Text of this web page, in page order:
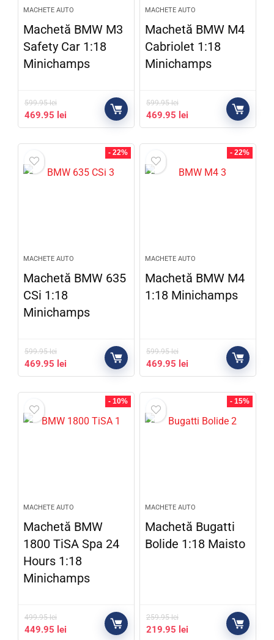
MACHETE AUTO
Machetă BMW M3
Safety Car 1:18
Minichamps
599.95lei
469.95 lei
MACHETE AUTO
Machetă BMW M4
Cabriolet 1:18
Minichamps
599.95lei
469.95 lei
- 22%
MACHETE AUTO
Machetă BMW 635
CSi 1:18
Minichamps
599.95lei
469.95 lei
- 22%
MACHETE AUTO
Machetă BMW M4
1:18 Minichamps
599.95lei
469.95 lei
- 10%
MACHETE AUTO
Machetă BMW
1800 TiSA Spa 24
Hours 1:18
Minichamps
499.95lei
449.95 lei
- 15%
MACHETE AUTO
Machetă Bugatti
Bolide 1:18 Maisto
259.95lei
219.95 lei